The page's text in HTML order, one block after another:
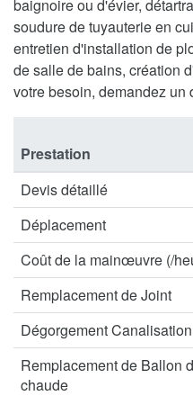
baignoire ou d'évier,
soudure de tuyauterie en
entretien d'installation de
de salle de bains, création
votre besoin, demandez un
Prestation
Devis détaillé
Déplacement
Coût de la mainœuvre (/
Remplacement de Joint
Dégorgement Canalisation
Remplacement de Ballon
chaude